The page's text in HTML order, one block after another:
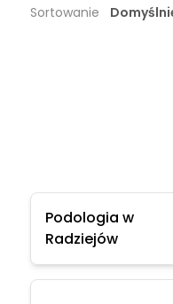
Sortowanie
Podologia w
Radziejów